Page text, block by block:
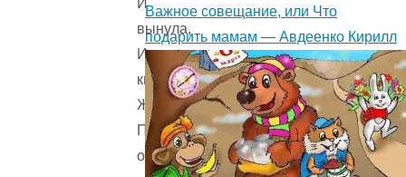
вынула,
И
кинула
Жука
Под
облака!
Важное совещание, или Что
подарить мамам — Авдеенко Кирилл